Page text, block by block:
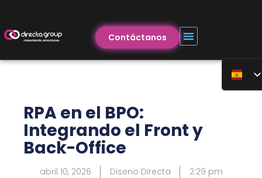
Contáctanos
RPA en el BPO:
Integrando el Front y
Back-Office
abril 10, 2026 Diseno Directa 2:29 pm